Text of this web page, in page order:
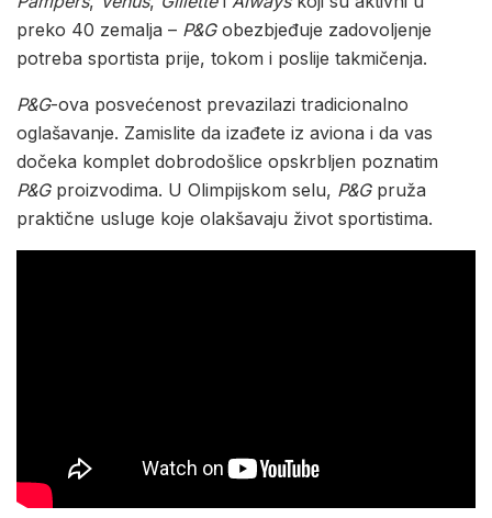
preko 40 zemalja – P&Gobezbjeđuje zadovoljenje
potreba sportista prije, tokom i poslije takmičenja.
P&G-ova posvećenost prevazilazi tradicionalno
oglašavanje. Zamislite da izađete iz aviona i da vas
dočeka komplet dobrodošlice opskrbljen poznatim
P&Gproizvodima. U Olimpijskom selu, P&Gpruža
praktične usluge koje olakšavaju život sportistima.